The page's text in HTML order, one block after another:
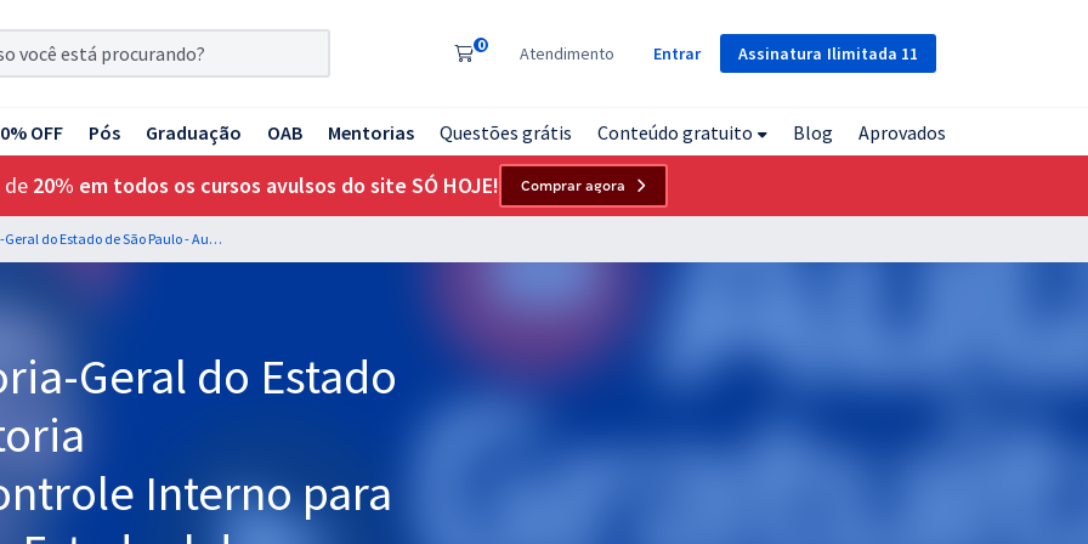
Assinatura Ilimitada 11
0 Atendimento Entrar
OFF Pós Graduação OAB Mentorias Questões grátis Conteúdo gratuito Blog Aprovados
de 20% em todos os cursos avulsos do site SÓ HOJE! Comprar agora
CGE SP - Controladoria-Geral do Estado de São Paulo - Auditoria Governamental e Controle Interno para os cargos de Auditor Estadual de Controle - Auditoria e Contabilidade Pública e Finanças
Geral do Estado
Interno para